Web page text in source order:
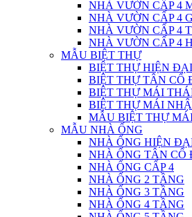
NHÀ VƯỜN CẤP 4
NHÀ VƯỜN CẤP 4
NHÀ VƯỜN CẤP 4
NHÀ VƯỜN CẤP 4
MẪU BIỆT THỰ
BIỆT THỰ HIỆN ĐẠI
BIỆT THỰ TÂN CỔ
BIỆT THỰ MÁI
BIỆT THỰ MÁI
MẪU BIỆT THỰ
MẪU NHÀ ỐNG
NHÀ ỐNG HIỆN
NHÀ ỐNG TÂN CỔ
NHÀ ỐNG CẤP 4
NHÀ ỐNG 2 TẦNG
NHÀ ỐNG 3 TẦNG
NHÀ ỐNG 4 TẦNG